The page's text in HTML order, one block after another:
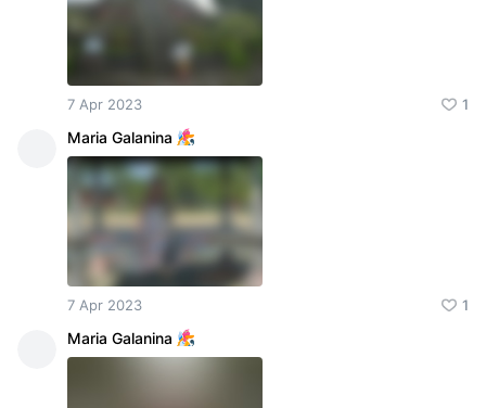
7 Apr 2023 1
Maria Galanina
7 Apr 2023 1
Maria Galanina